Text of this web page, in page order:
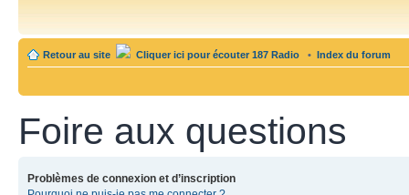
Retour au site Cliquer ici pour écouter 187 Radio • Index du forum
Foire aux questions
Problèmes de connexion et d’inscription